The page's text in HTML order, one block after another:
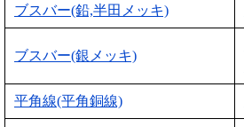
ブスバー(鉛,半田メッキ)
ブスバー(銀メッキ)
平角線(平角銅線)